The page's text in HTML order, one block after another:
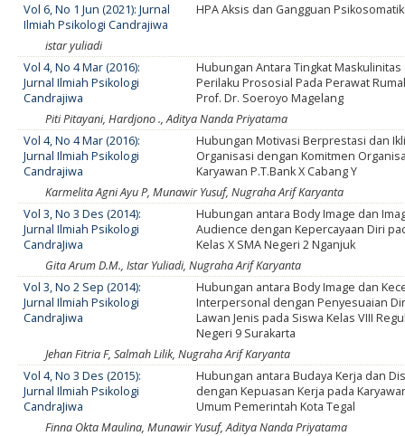
Vol 6, No 1 Jun (2021): Jurnal
Ilmiah Psikologi Candrajiwa
HPA Aksis dan Gangguan Psikosomatik
istar yuliadi
Vol 4, No 4 Mar (2016):
Jurnal Ilmiah Psikologi
Candrajiwa
Hubungan Antara Tingkat
Perilaku Prososial Pada Perawat
Prof. Dr. Soeroyo Magelang
Piti Pitayani, Hardjono ., Aditya Nanda Priyatama
Vol 4, No 4 Mar (2016):
Jurnal Ilmiah Psikologi
Candrajiwa
Hubungan Motivasi Berprestasi dan
Organisasi dengan Komitmen
Karyawan P.T.Bank X Cabang Y
Karmelita Agni Ayu P, Munawir Yusuf, Nugraha Arif Karyanta
Vol 3, No 3 Des (2014):
Jurnal Ilmiah Psikologi
CandraJiwa
Hubungan antara Body Image dan
Audience dengan Kepercayaan Diri
Kelas X SMA Negeri 2 Nganjuk
Gita Arum D.M., Istar Yuliadi, Nugraha Arif Karyanta
Vol 3, No 2 Sep (2014):
Jurnal Ilmiah Psikologi
CandraJiwa
Hubungan antara Body Image dan
Interpersonal dengan Penyesuaian
Lawan Jenis pada Siswa Kelas VIII
Negeri 9 Surakarta
Jehan Fitria F, Salmah Lilik, Nugraha Arif Karyanta
Vol 4, No 3 Des (2015):
Jurnal Ilmiah Psikologi
CandraJiwa
Hubungan antara Budaya Kerja dan
dengan Kepuasan Kerja pada
Umum Pemerintah Kota Tegal
Finna Okta Maulina, Munawir Yusuf, Aditya Nanda Priyatama